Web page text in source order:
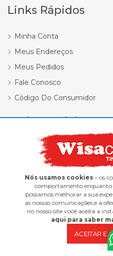
Links Rápidos
Minha Conta
Meus Endereços
Meus Pedidos
Fale Conosco
Código Do Consumidor
Redes Sociais
Wisacor Tintas |
E-commerce
© 2022 Max Scalla
Nós usamos cookies – os
comportamento enquanto
possamos melhorar a sua
as nossas comunicações e a
no nosso site você aceita a
aqui para saber
ACEITAR E